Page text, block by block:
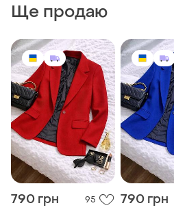
Ще продаю
790 грн 95 790 грн